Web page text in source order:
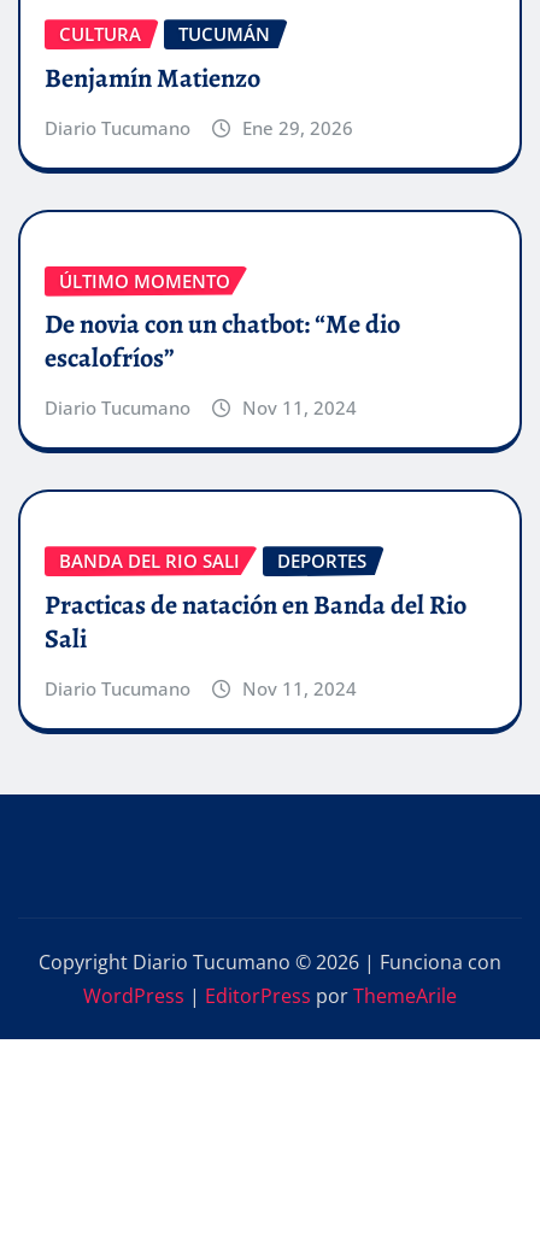
CULTURA TUCUMÁN
Benjamín Matienzo
Diario Tucumano Ene 29, 2026
ÚLTIMO MOMENTO
De novia con un chatbot: “Me dio
escalofríos”
Diario Tucumano Nov 11, 2024
BANDA DEL RIO SALI DEPORTES
Practicas de natación en Banda del Rio
Sali
Diario Tucumano Nov 11, 2024
Copyright Diario Tucumano © 2026 | Funciona con
WordPress | EditorPress porThemeArile